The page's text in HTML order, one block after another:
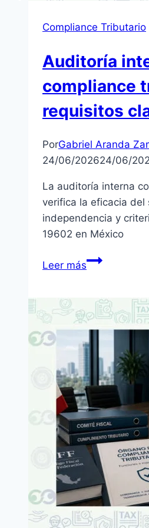
Compliance Tributario
Auditoría
compliance
requisitos
PorGabriel Aranda
24/06/202624/06/
La auditoría interna
verifica la eficacia del
independencia y
19602 en México
Leer másAuditoría
tributario:
requisitos
clave